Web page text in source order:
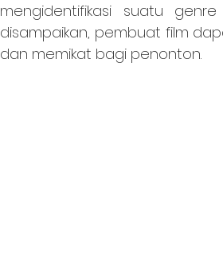
mengidentifikasi suatu
disampaikan, pembuat film
dan memikat bagi penonton.